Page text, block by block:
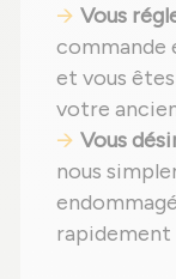
Vous
commande
et vous
votre
Vous
nous
rapidement